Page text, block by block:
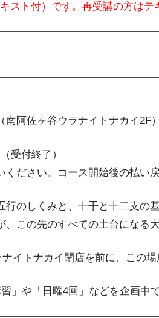
スト付）です。再受講の方はテ
南阿佐ヶ谷ウラナイトナカイ2F
（受付終了）
ださい。コース開始後の払い
行のしくみと、十干と十二支の
、この先のすべての土台になる
イトナカイ閉店を前に、この
や「日曜4回」などを企画中